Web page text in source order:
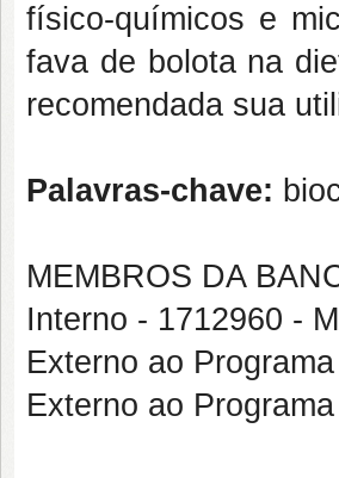
físico-químicos e
fava de bolota na
recomendada sua
Palavras-chave:
MEMBROS DA
Interno - 1712960 -
Externo ao
Externo ao